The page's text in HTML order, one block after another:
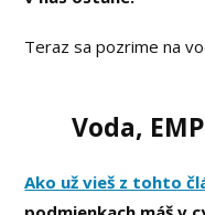
Teraz sa pozrime na
Voda,
Ako už vieš z tohto